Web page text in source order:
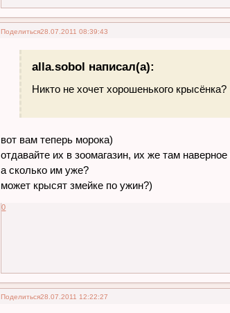
Поделиться28.07.2011 08:39:43
alla.sobol написал(а):
Никто не хочет хорошенького крысёнка?
вот вам теперь морока)
отдавайте их в зоомагазин, их же там
а сколько им уже?
может крысят змейке по ужин?)
0
Поделиться28.07.2011 12:22:27